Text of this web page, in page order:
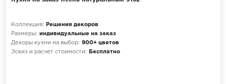
Коллекция:
Решения декоров
Размеры: индивидуальные на заказ
Декоры кухни на выбор: 900+ цветов
Эскиз и расчет стоимости:
Бесплатно